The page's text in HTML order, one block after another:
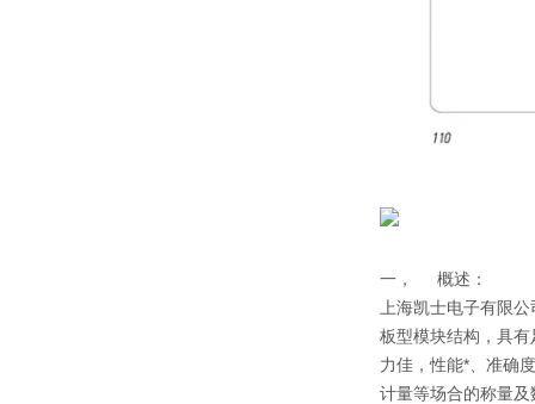
一， 概述：
上海凯士电子有限
板型模块结构，具
力佳，性能*、准确
计量等场合的称量